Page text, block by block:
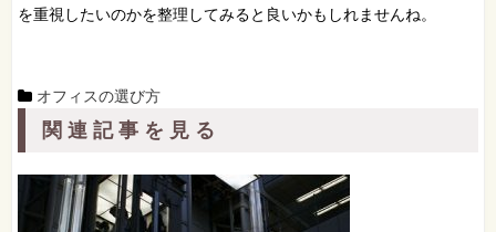
を重視したいのかを整理してみると良いかもしれませんね。
オフィスの選び方
関連記事を見る